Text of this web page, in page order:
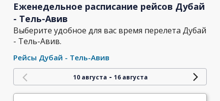
Еженедельное расписание рейсов Дубай
- Тель-Авив
Выберите удобное для вас время перелета Дубай
- Тель-Авив.
Рейсы Дубай - Тель-Авив
10 августа - 16 августа